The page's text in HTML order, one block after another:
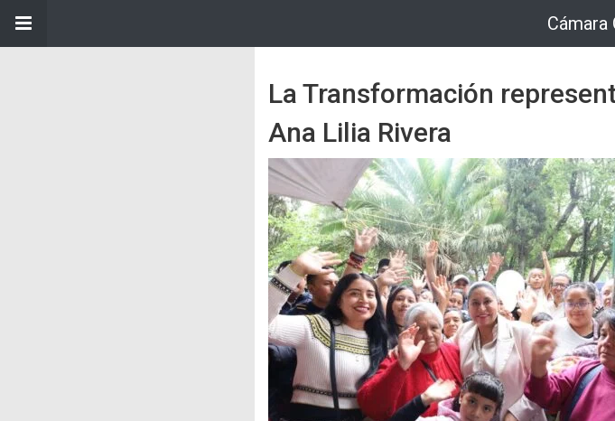
Cámara
La Transformación
Ana Lilia Rivera